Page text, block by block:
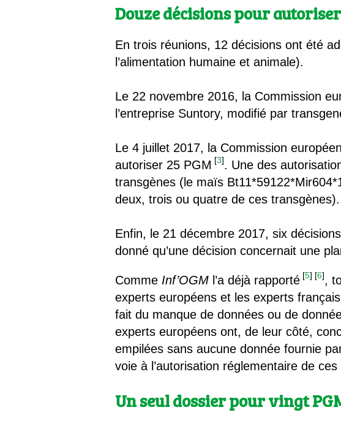
Douze décisions pour
En trois réunions, 12 décisions ont été
l’alimentation humaine et animale).
Le 22 novembre 2016, la Commission
l’entreprise Suntory, modifié par
Le 4 juillet 2017, la Commission
autoriser 25 PGM [3]. Une des
transgènes (le maïs
deux, trois ou quatre de ces transgènes).
Enfin, le 21 décembre 2017, six
donné qu’une décision concernait une
Comme Inf’OGM l’a déjà rapporté [5] [6],
experts européens et les experts
fait du manque de données ou de
experts européens ont, de leur côté,
empilées sans aucune donnée fournie
voie à l’autorisation réglementaire de ces
Un seul dossier pour vingt